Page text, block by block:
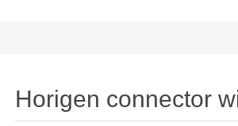
Horigen connector